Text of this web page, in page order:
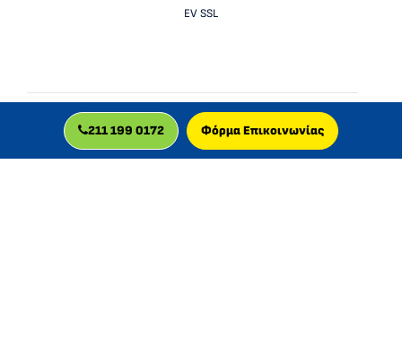
EV SSL
To mlc global ltd είναι βρεττανική εταιρεία, πιστοποιημένη για
διαδικτυακά μαθήματα. Δραστηριοποιείται στην Ελλάδα από
211 199 0172 Φόρμα Επικοινωνίας